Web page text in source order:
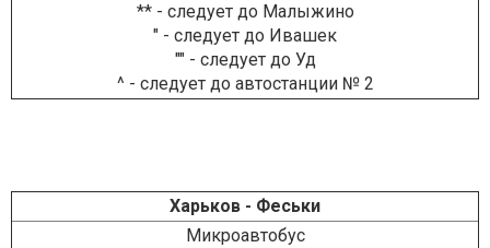
** - следует до Малыжино
" - следует до Ивашек
"" - следует до Уд
^ - следует до автостанции № 2
Харьков - Феськи
Микроавтобус